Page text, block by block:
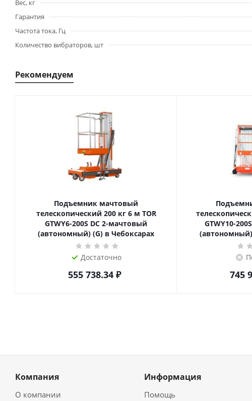
Вес, кг
Гарантия
Частота тока, Гц
Количество вибраторов, шт
Рекомендуем
Подъемник мачтовый
телескопический 200 кг 6 м TOR
GTWY6-200S DC 2-мачтовый
(автономный) (G) в Чебоксарах
Достаточно
555 738.34₽
телескопический 200
GTWY10-
745
Компания
О компании
Информация
Помощь